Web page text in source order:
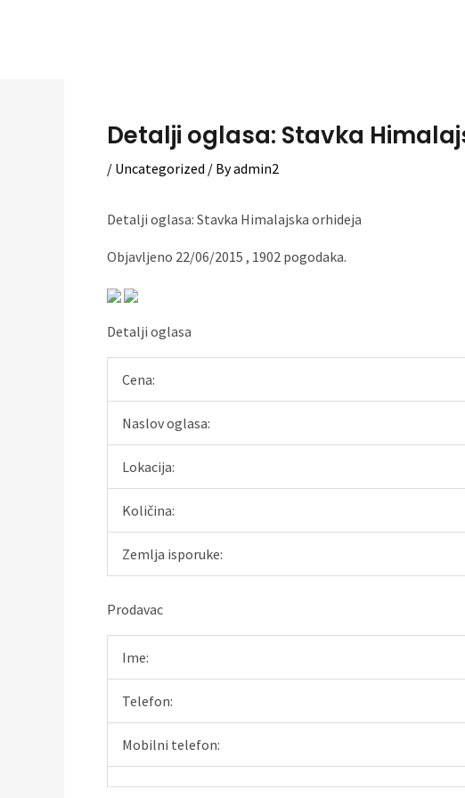
Detalji oglasa: Stavka
/ Uncategorized / Byadmin2
Detalji oglasa: Stavka Himalajska orhideja
Objavljeno 22/06/2015 , 1902 pogodaka.
Detalji oglasa
Cena:
Naslov oglasa:
Lokacija:
Količina:
Zemlja isporuke:
Prodavac
Ime:
Telefon:
Mobilni telefon: